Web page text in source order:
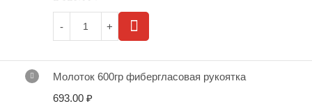
Молоток 600гр фибергласовая рукоятка
693.00 ₽